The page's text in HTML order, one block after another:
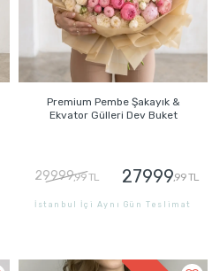
Premium Pembe Şakayık &
Ekvator Gülleri Dev Buket
29999,99 TL 27999,99 TL
İstanbul İçi Aynı Gün Teslimat